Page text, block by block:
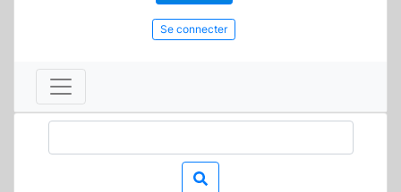
Se connecter